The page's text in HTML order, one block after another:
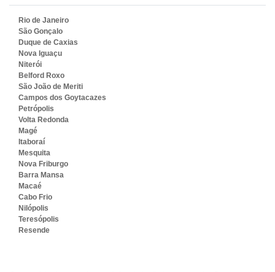
Rio de Janeiro
São Gonçalo
Duque de Caxias
Nova Iguaçu
Niterói
Belford Roxo
São João de Meriti
Campos dos Goytacazes
Petrópolis
Volta Redonda
Magé
Itaboraí
Mesquita
Nova Friburgo
Barra Mansa
Macaé
Cabo Frio
Nilópolis
Teresópolis
Resende